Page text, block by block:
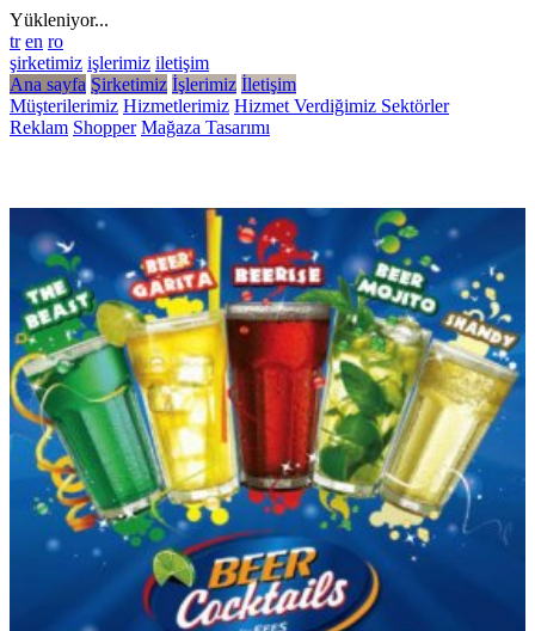
Yükleniyor...
tr en ro
şirketimiz işlerimiz iletişim
Ana sayfa Şirketimiz İşlerimiz İletişim
Müşterilerimiz Hizmetlerimiz Hizmet Verdiğimiz Sektörler
Reklam Shopper Mağaza Tasarımı